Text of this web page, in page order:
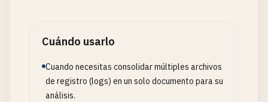
Cuándo usarlo
Cuando necesitas consolidar múltiples archivos
de registro (logs) en un solo documento para su
análisis.